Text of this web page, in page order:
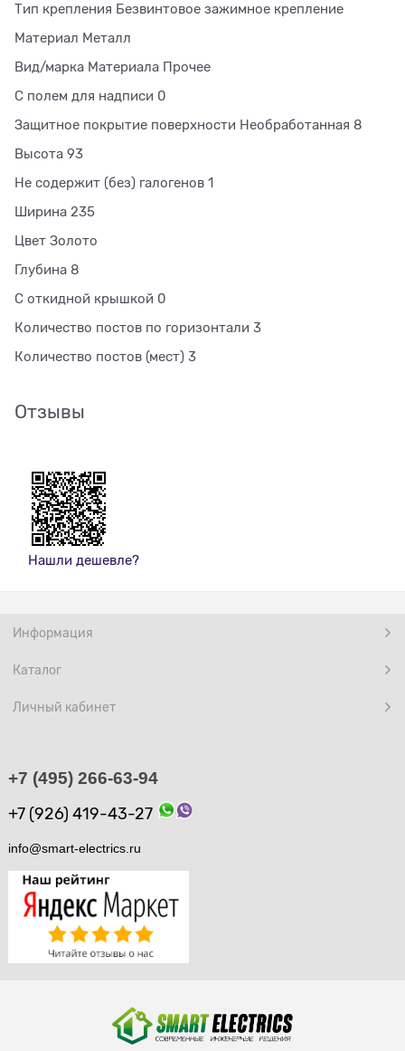
Тип крепления Безвинтовое зажимное крепление
Материал Металл
Вид/марка Материала Прочее
С полем для надписи 0
Защитное покрытие поверхности Необработанная 8
Высота 93
Не содержит (без) галогенов 1
Ширина 235
Цвет Золото
Глубина 8
С откидной крышкой 0
Количество постов по горизонтали 3
Количество постов (мест) 3
Отзывы
Нашли дешевле?
Информация
Каталог
Личный кабинет
+7 (495) 266-63-94
+7 (926) 419-43-27
info@smart-electrics.ru